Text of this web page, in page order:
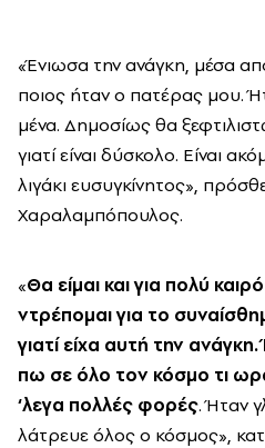
«Ένιωσα την ανάγκη, μέσα
ποιος ήταν ο πατέρας μου.
μένα. Δημοσίως θα
γιατί είναι δύσκολο. Είναι
λιγάκι ευσυγκίνητος»,
Χαραλαμπόπουλος.
«Θα είμαι και για πολύ
ντρέπομαι για το
γιατί είχα αυτή την
πω σε όλο τον κόσμο τι
‘λεγα πολλές φορές. Ήταν
λάτρευε όλος ο κόσμος»,